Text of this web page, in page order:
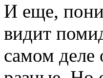
И еще,
видит
самом